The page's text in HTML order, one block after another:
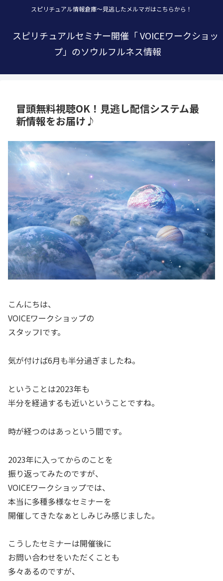
スピリチュアル情報倉庫～見逃したメルマガはこちらから！
スピリチュアルセミナー開催「 VOICEワークショッ
プ」のソウルフルネス情報
冒頭無料視聴OK！見逃し配信システム最
新情報をお届け♪
こんにちは、
VOICEワークショップの
スタッフIです。
気が付けば6月も半分過ぎましたね。
ということは2023年も
半分を経過するも近いということですね。
時が経つのはあっという間です。
2023年に入ってからのことを
振り返ってみたのですが、
VOICEワークショップでは、
本当に多種多様なセミナーを
開催してきたなぁとしみじみ感じました。
こうしたセミナーは開催後に
お問い合わせをいただくことも
多々あるのですが、